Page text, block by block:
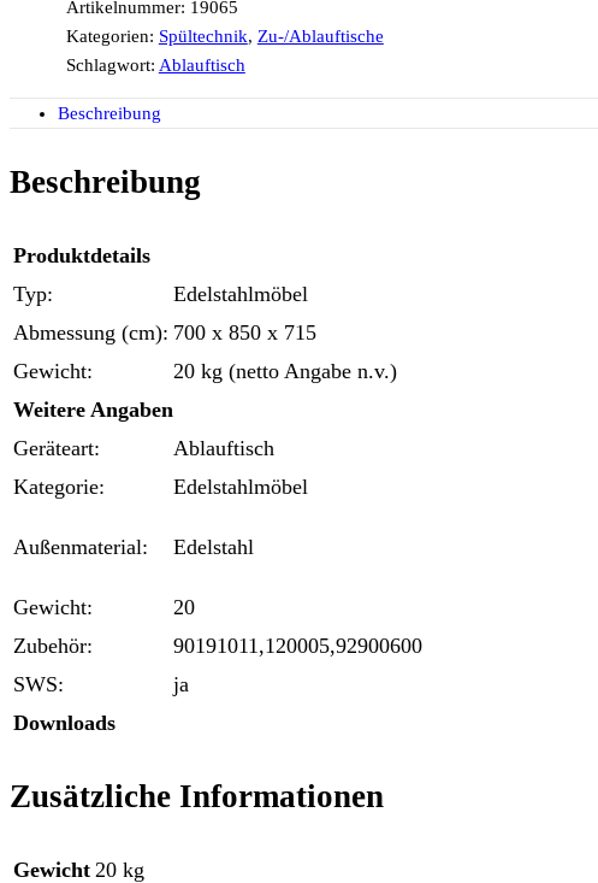
Artikelnummer: 19065
Kategorien: Spültechnik, Zu-/Ablauftische
Schlagwort: Ablauftisch
Beschreibung
Beschreibung
Produktdetails
Typ:
Edelstahlmöbel
Abmessung (cm): 700 x 850 x 715
Gewicht:
20 kg (netto Angabe n.v.)
Weitere Angaben
Geräteart:
Ablauftisch
Kategorie:
Edelstahlmöbel
Außenmaterial: Edelstahl
Gewicht:
20
Zubehör:
90191011,120005,92900600
SWS:
ja
Downloads
Zusätzliche Informationen
Gewicht 20 kg